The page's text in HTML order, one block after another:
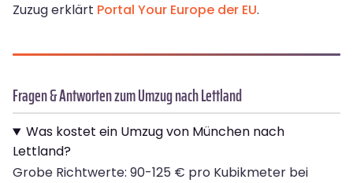
Zuzug erklärt Portal Your Europe der EU.
Fragen & Antworten zum Umzug nach Lettland
Was kostet ein Umzug von München nach
Lettland?
Grobe Richtwerte: 90-125 € pro Kubikmeter bei